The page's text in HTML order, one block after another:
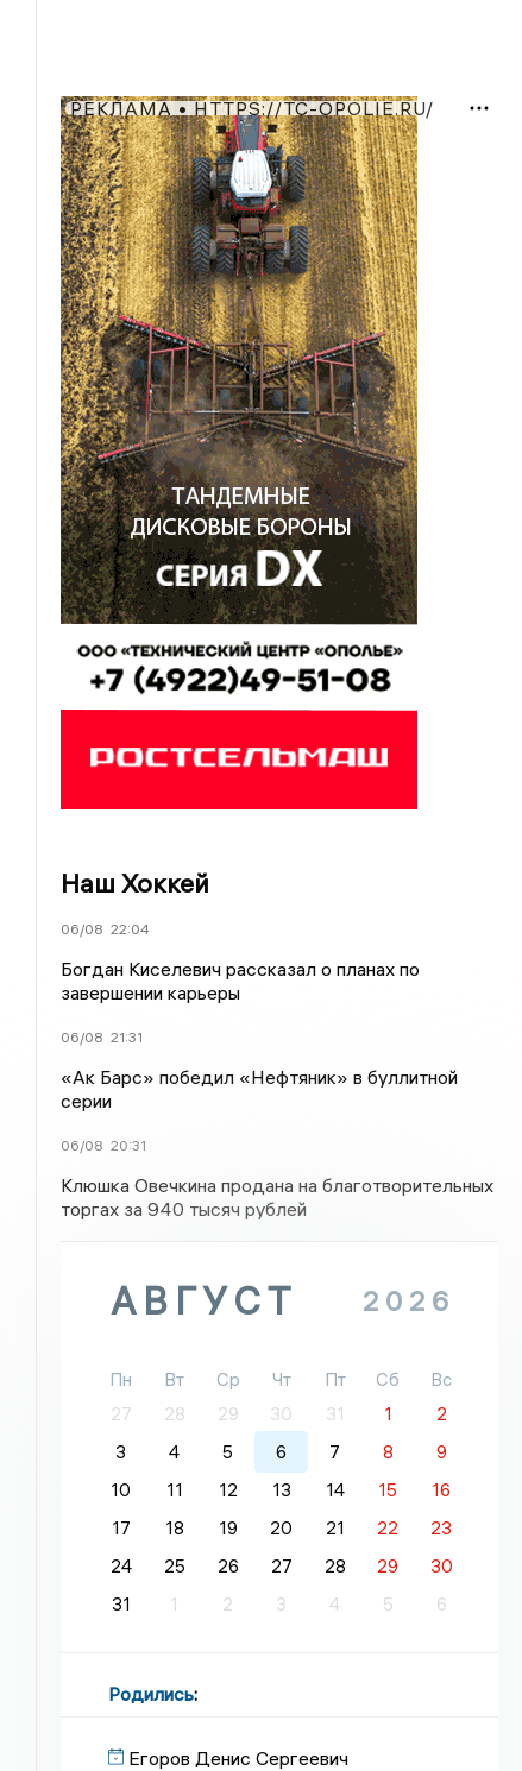
РЕКЛАМА • HTTPS://TC-OPOLIE.RU/
Наш Хоккей
06/08 22:04
Богдан Киселевич рассказал о планах по
завершении карьеры
06/08 21:31
«Ак Барс» победил «Нефтяник» в буллитной
серии
06/08 20:31
Клюшка Овечкина продана на благотворительных
торгах за 940 тысяч рублей
АВГУСТ 2026
Пн Вт Ср Чт Пт Сб
Вс
27
28 29 30 31 1
2
3
4 5 6 7 8
9
10
11 12 13 14 15
16
17
18 19 20 21 22
23
24
25 26 27 28 29
30
31
1 2 3 4 5 6
Родились:
Егоров Денис Сергеевич